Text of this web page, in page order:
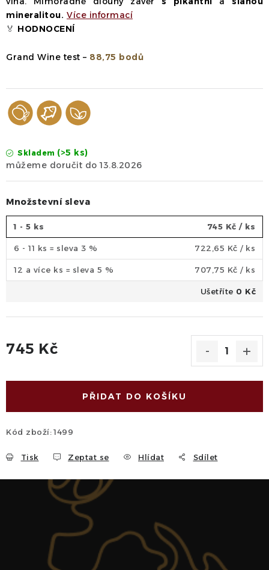
mineralitou. Více informací
🏅 HODNOCENÍ
Grand Wine test – 88,75 bodů
Skladem (>5 ks)
13.8.2026
Množstevní sleva
1 - 5 ks 745 Kč / ks
6 - 11 ks = sleva 3 % 722,65 Kč / ks
12 a více ks = sleva 5 % 707,75 Kč / ks
Ušetříte 0 Kč
745 Kč
PŘIDAT DO KOŠÍKU
Kód zboží:1499
Tisk Zeptat se Hlídat Sdílet